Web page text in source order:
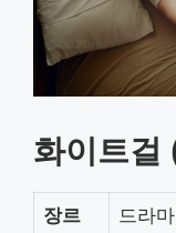
화이트
장르 드라마